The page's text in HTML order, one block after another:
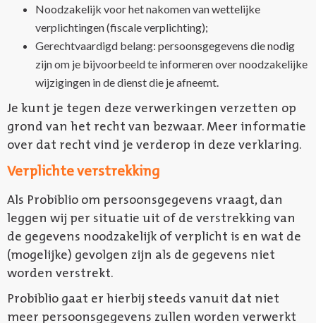
Noodzakelijk voor het nakomen van wettelijke
verplichtingen (fiscale verplichting);
Gerechtvaardigd belang: persoonsgegevens die nodig
zijn om je bijvoorbeeld te informeren over noodzakelijke
wijzigingen in de dienst die je afneemt.
Je kunt je tegen deze verwerkingen verzetten op
grond van het recht van bezwaar. Meer informatie
over dat recht vind je verderop in deze verklaring.
Verplichte verstrekking
Als Probiblio om persoonsgegevens vraagt, dan
leggen wij per situatie uit of de verstrekking van
de gegevens noodzakelijk of verplicht is en wat de
(mogelijke) gevolgen zijn als de gegevens niet
worden verstrekt.
Probiblio gaat er hierbij steeds vanuit dat niet
meer persoonsgegevens zullen worden verwerkt